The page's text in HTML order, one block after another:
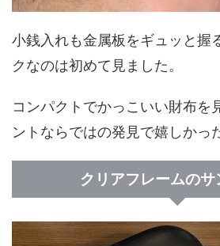
小銭入れも金属板をギュッと握
クなのは初めて見ました。
コンパクトでかっこいい財布を
ントならではの発見で嬉しかっ
クリアフレームのサ